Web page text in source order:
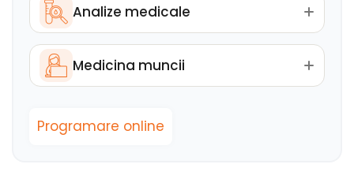
Analize medicale
Medicina muncii
Programare online